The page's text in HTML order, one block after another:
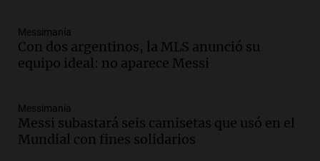
Messimanía
Con dos argentinos, la MLS anunció su
equipo ideal: no aparece Messi
Messimanía
Messi subastará seis camisetas que usó en el
Mundial con fines solidarios